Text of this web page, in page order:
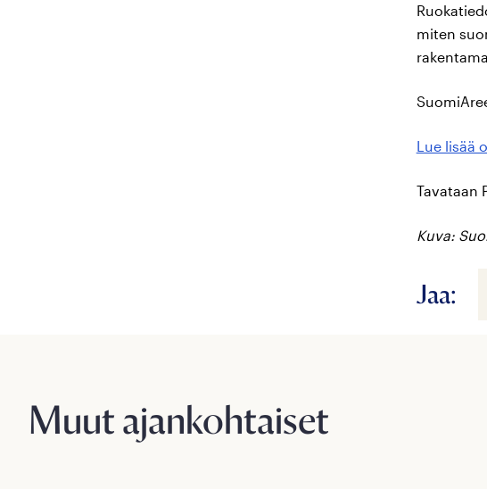
miten
Lue lisää
Tavataan
Kuva:
Jaa:
Muut ajankohtaiset